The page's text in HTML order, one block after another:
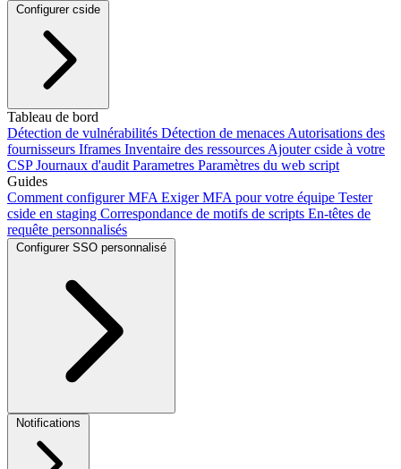
Configurer cside
Ajouter notre script
CLIUtiliser Salesforce LightningFramerWebflowConfiguration
du mode scanAjouter cside avec l'IAAutomatisations du Crawler
Tableau de bord
Détection de vulnérabilités Détection de menaces Autorisations des
fournisseurs Iframes Inventaire des ressources Ajouter cside à votre
CSPJournaux d'audit Parametres Paramètres du web script
Guides
Comment configurer MFA Exiger MFA pour votre équipe Tester
cside en staging Correspondance de motifs de scripts En-têtes de
requête personnalisés
Configurer SSO personnalisé
Okta SSODuo SSO
Notifications